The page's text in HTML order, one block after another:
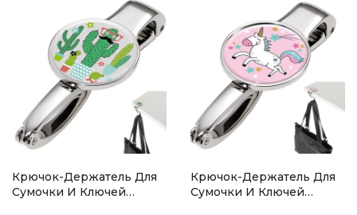
Крючок-Держатель Для
Сумочки И Ключей
Крючок-Держатель Для
Сумочки И Ключей